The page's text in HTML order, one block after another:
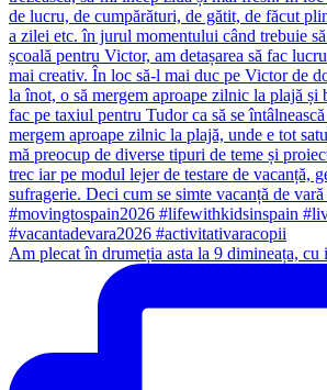
Am plecat în drumeția asta la 9 dimineața, cu